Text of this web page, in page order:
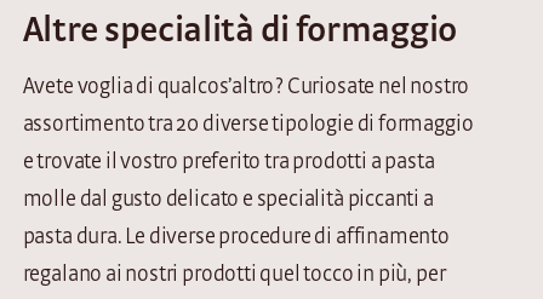
Altre specialità di formaggio
Avete voglia di qualcos’altro? Curiosate nel nostro
assortimento tra 20 diverse tipologie di formaggio
e trovate il vostro preferito tra prodotti a pasta
molle dal gusto delicato e specialità piccanti a
pasta dura. Le diverse procedure di affinamento
regalano ai nostri prodotti quel tocco in più, per